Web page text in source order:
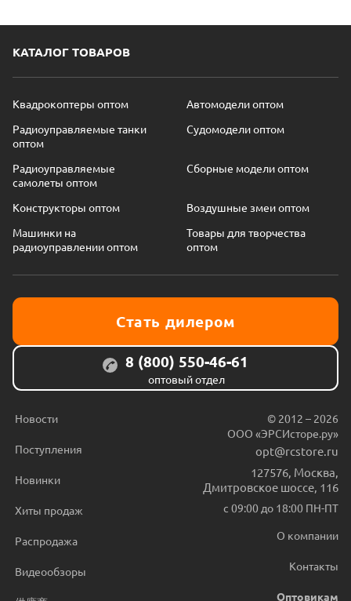
КАТАЛОГ ТОВАРОВ
Квадрокоптеры оптом
Автомодели оптом
Радиоуправляемые танки
оптом
Судомодели оптом
Радиоуправляемые
самолеты оптом
Сборные модели оптом
Конструкторы оптом
Воздушные змеи оптом
Машинки на
радиоуправлении оптом
Товары для творчества
оптом
Стать дилером
8 (800) 550-46-61
оптовый отдел
Новости
Поступления
Новинки
Хиты продаж
Распродажа
Видеообзоры
© 2012 – 2026
ООО «ЭРСИсторе.ру»
opt@rcstore.ru
127576 Москва
Дмитровское шоссе, 116
с 09:00 до 18:00 ПН-ПТ
О компании
Контакты
Оптовикам